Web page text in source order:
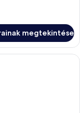
megtekintése